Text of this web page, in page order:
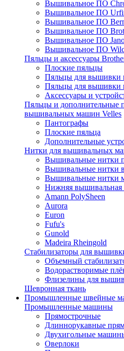
Вышивальное ПО
Вышивальное ПО
Вышивальное ПО
Вышивальное ПО
Вышивальное ПО
Вышивальное ПО
Пяльцы и аксессуары
Плоские пяльцы
Пяльцы для вышивки
Пяльцы для вышивки
Аксессуары и
Пяльцы и дополнительные
вышивальных машин Velles
Пантографы
Плоские пяльца
Дополнительные
Нитки для вышивальных
Вышивальные нитки
Вышивальные нитки
Вышивальные нитки
Нижняя вышивальная
Amann PolySheen
Aurora
Euron
Fufu's
Gunold
Madeira Rheingold
Стабилизаторы для
Объемный
Водорастворимые
Флизелины для
Шевронная ткань
Промышленные швейные
Промышленные машины
Прямострочные
Длиннорукавные
Двухигольные
Оверлоки